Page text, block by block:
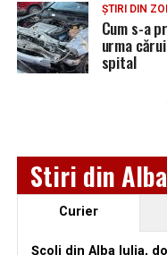
YouTube Instagram
Jaf de peste
păgubită
aproape o lună
Locuri de
august 2026.
ȘTIRI DIN
Cum s-a
urma
spital
Stiri din Alba
Curier
Școli din Alba Iulia,